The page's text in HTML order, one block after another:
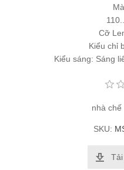
Cỡ
Kiểu chỉ
Kiểu sáng: Sáng
nhà chế
SKU: